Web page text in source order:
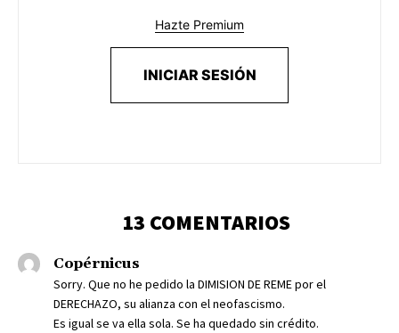
Hazte Premium
INICIAR SESIÓN
13 COMENTARIOS
Copérnicus
Sorry. Que no he pedido la DIMISION DE REME por el
DERECHAZO, su alianza con el neofascismo.
Es igual se va ella sola. Se ha quedado sin crédito.